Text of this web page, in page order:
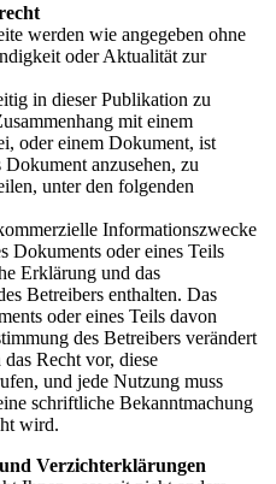
werden wie angegeben ohne
oder Aktualität zur
in dieser Publikation zu
mit einem
oder einem Dokument, ist
anzusehen, zu
unter den folgenden
Informationszwecke
Dokuments oder eines Teils
Erklärung und das
Betreibers enthalten. Das
oder eines Teils davon
des Betreibers verändert
Recht vor, diese
und jede Nutzung muss
schriftliche Bekanntmachung
wird.
Verzichterklärungen